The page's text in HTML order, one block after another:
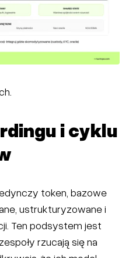
i cyklu
token, bazowe
ustrukturyzowane i
Ten podsystem jest
rzucają się na